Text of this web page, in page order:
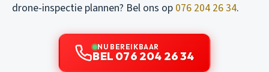
drone-inspectie plannen? Bel ons op 076 204 26 34.
NU BEREIKBAAR
BEL 076 204 26 34